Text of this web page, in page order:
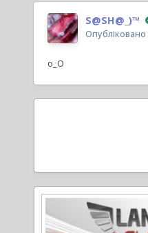
S@SH@_)™
Опубліковано
о_О